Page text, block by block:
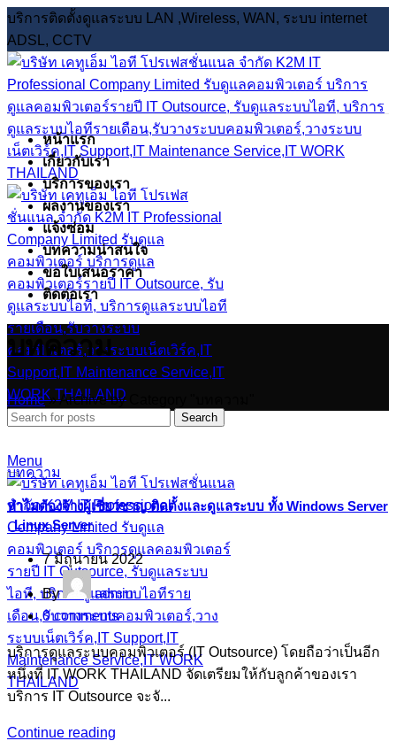
บริการติดตั้งดูแลระบบ LAN ,Wireless, WAN, ระบบ internet
ADSL, CCTV
Search
Menu
หน้าแรก
เกี่ยวกับเรา
บริการของเรา
ผลงานของเรา
แจ้งซ่อม
บทความน่าสนใจ
ขอใบเสนอราคา
ติดต่อเรา
บทความ
Home»Archive by Category "บทความ"
บทความ
ทำไมต้องจ้างผู้เชี่ยวชาญ ติดตั้งและดูแลระบบ ทั้ง Windows Server
, Linux Server
7 มิถุนายน 2022
By
admin
0 comments
บริการดูแลระบบคอมพิวเตอร์ (IT Outsource) โดยถือว่าเป็นอีก
หนึ่งที่ IT WORK THAILAND จัดเตรียมให้กับลูกค้าของเรา
บริการ IT Outsource จะจั...
Continue reading